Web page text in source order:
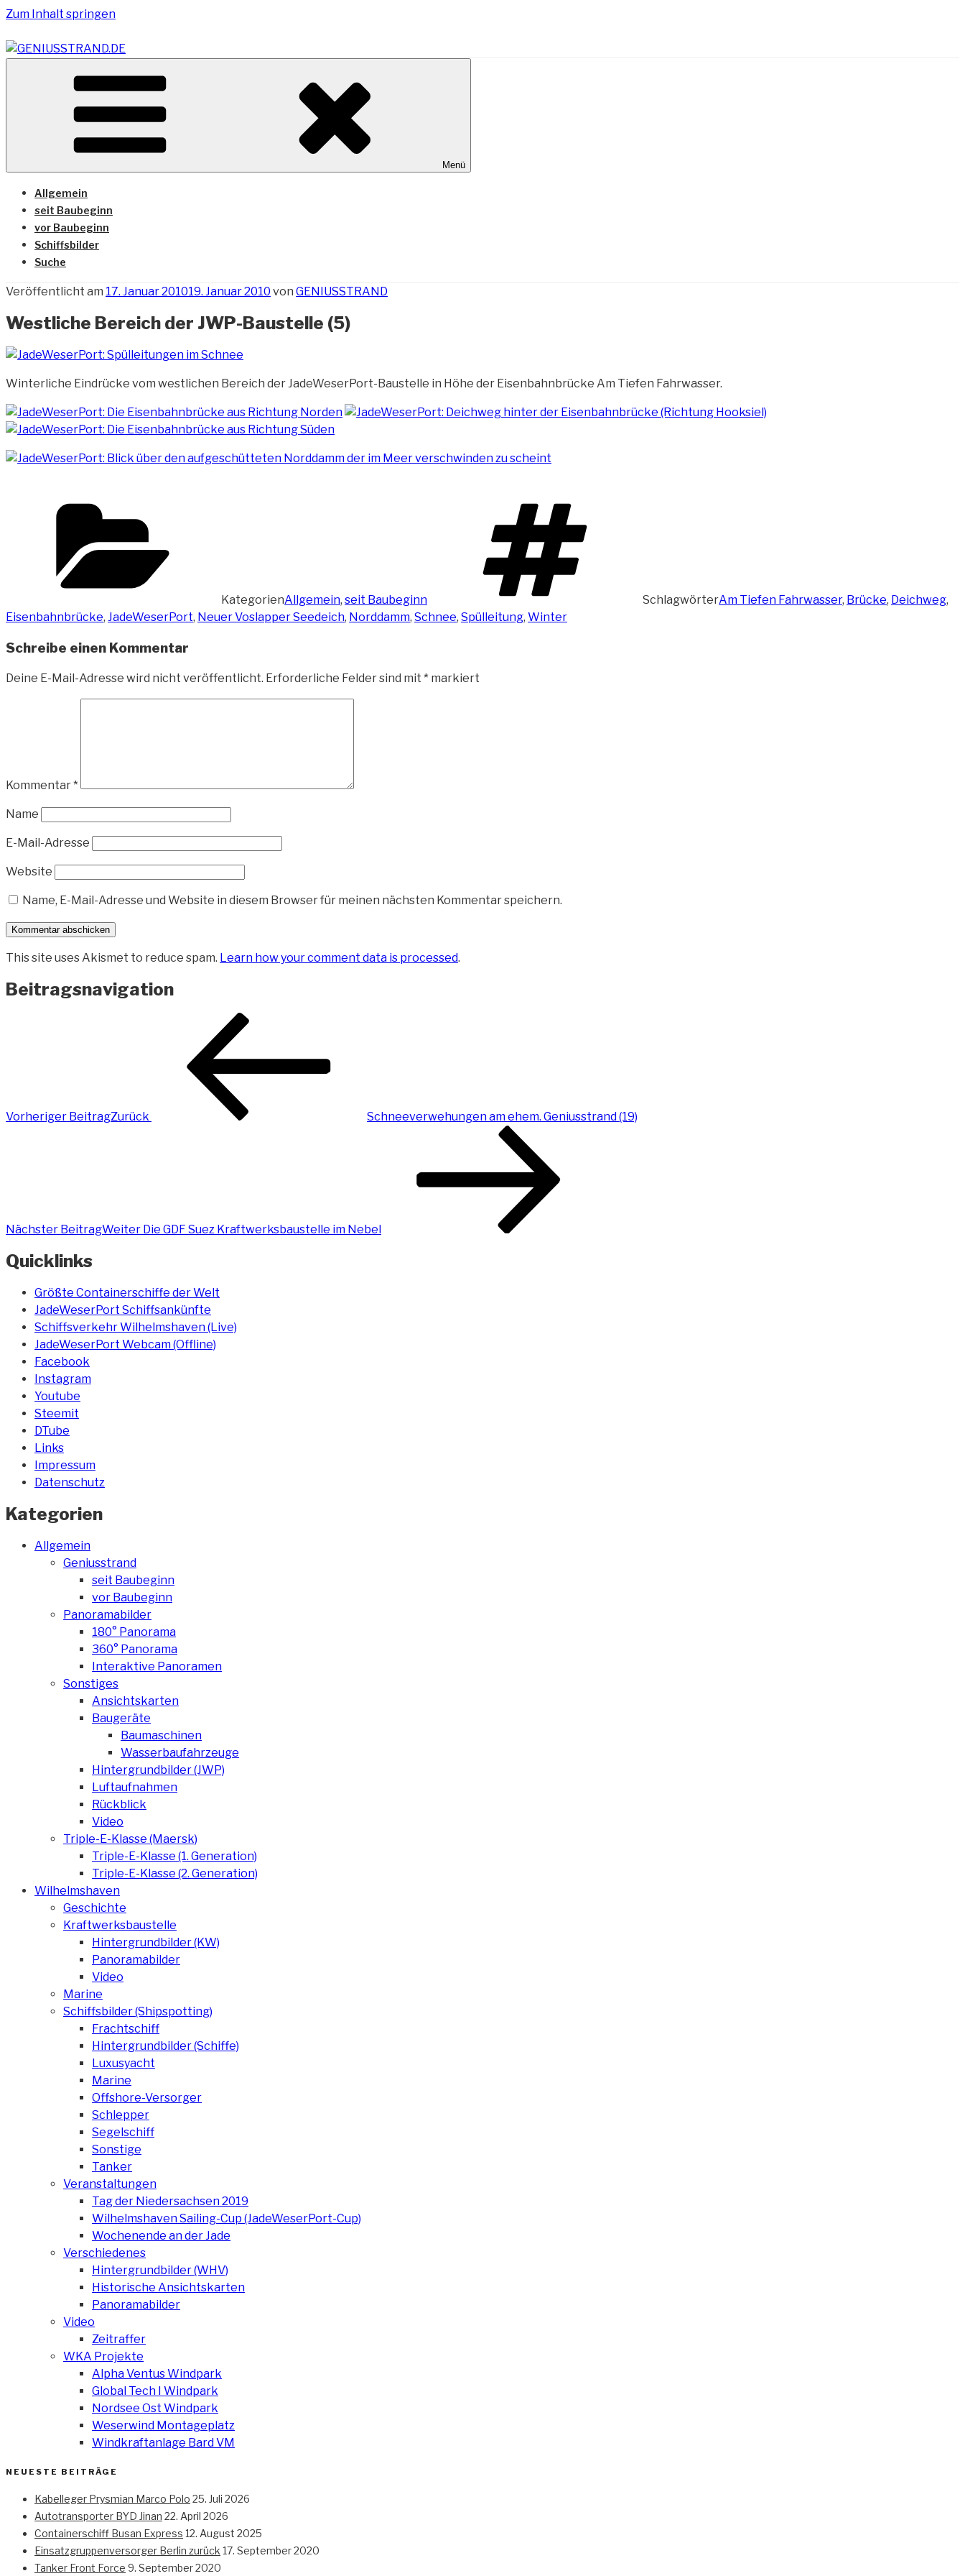
Zum Inhalt springen
GENIUSSTRAND.DE
Vom Geniusstrand zum JadeWeserPort/Container Terminal Wilhelmshaven
Menü
Allgemein
seit Baubeginn
vor Baubeginn
Schiffsbilder
Suche
Veröffentlicht am 17. Januar 201019. Januar 2010 von GENIUSSTRAND
Westliche Bereich der JWP-Baustelle (5)
Winterliche Eindrücke vom westlichen Bereich der JadeWeserPort-Baustelle in Höhe der Eisenbahnbrücke Am Tiefen Fahrwasser.
KategorienAllgemein, seit Baubeginn SchlagwörterAm Tiefen Fahrwasser, Brücke, Deichweg,
Eisenbahnbrücke, JadeWeserPort, Neuer Voslapper Seedeich, Norddamm, Schnee, Spülleitung, Winter
Schreibe einen Kommentar
Deine E-Mail-Adresse wird nicht veröffentlicht. Erforderliche Felder sind mit * markiert
Kommentar*
Name
E-Mail-Adresse
Website
Name, E-Mail-Adresse und Website in diesem Browser für meinen nächsten Kommentar speichern.
This site uses Akismet to reduce spam. Learn how your comment data is processed.
Beitragsnavigation
Vorheriger BeitragZurück Schneeverwehungen am ehem. Geniusstrand (19)
Nächster BeitragWeiter Die GDF Suez Kraftwerksbaustelle im Nebel
Quicklinks
Größte Containerschiffe der Welt
JadeWeserPort Schiffsankünfte
Schiffsverkehr Wilhelmshaven (Live)
JadeWeserPort Webcam (Offline)
Facebook
Instagram
Youtube
Steemit
DTube
Links
Impressum
Datenschutz
Kategorien
Allgemein
Geniusstrand
seit Baubeginn
vor Baubeginn
Panoramabilder
180° Panorama
360° Panorama
Interaktive Panoramen
Sonstiges
Ansichtskarten
Baugeräte
Baumaschinen
Wasserbaufahrzeuge
Hintergrundbilder (JWP)
Luftaufnahmen
Rückblick
Video
Triple-E-Klasse (Maersk)
Triple-E-Klasse (1. Generation)
Triple-E-Klasse (2. Generation)
Wilhelmshaven
Geschichte
Kraftwerksbaustelle
Hintergrundbilder (KW)
Panoramabilder
Video
Marine
Schiffsbilder (Shipspotting)
Frachtschiff
Hintergrundbilder (Schiffe)
Luxusyacht
Marine
Offshore-Versorger
Schlepper
Segelschiff
Sonstige
Tanker
Veranstaltungen
Tag der Niedersachsen 2019
Wilhelmshaven Sailing-Cup (JadeWeserPort-Cup)
Wochenende an der Jade
Verschiedenes
Hintergrundbilder (WHV)
Historische Ansichtskarten
Panoramabilder
Video
Zeitraffer
WKA Projekte
Alpha Ventus Windpark
Global Tech I Windpark
Nordsee Ost Windpark
Weserwind Montageplatz
Windkraftanlage Bard VM
NEUESTE BEITRÄGE
Kabelleger Prysmian Marco Polo 25. Juli 2026
Autotransporter BYD Jinan 22. April 2026
Containerschiff Busan Express 12. August 2025
Einsatzgruppenversorger Berlin zurück 17. September 2020
Tanker Front Force 9. September 2020